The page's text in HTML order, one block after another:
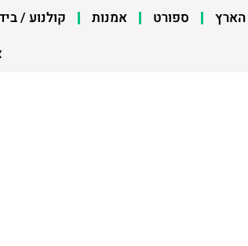
הארץ ספורט אמנות קולנוע /